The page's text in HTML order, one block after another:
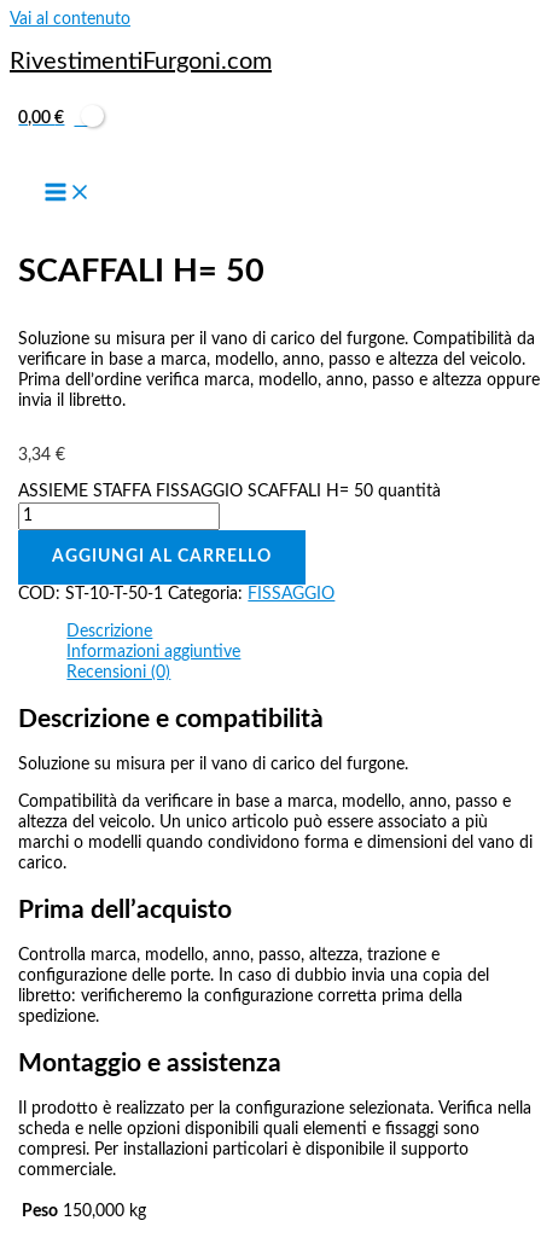
Vai al contenuto
RivestimentiFurgoni.com
0,00€
FISSAGGIO
SCAFFALI H= 50
3,34€
Soluzione su misura per il vano di carico del furgone. Compatibilità da
verificare in base a marca, modello, anno, passo e altezza del veicolo.
Prima dell’ordine verifica marca, modello, anno, passo e altezza oppure
invia il libretto.
ASSIEME STAFFA FISSAGGIO SCAFFALI H= 50 quantità
AGGIUNGI AL CARRELLO
COD:ST-10-T-50-1 Categoria: FISSAGGIO
Descrizione
Informazioni aggiuntive
Recensioni (0)
Descrizione e compatibilità
Soluzione su misura per il vano di carico del furgone.
Compatibilità da verificare in base a marca, modello, anno, passo e
altezza del veicolo. Un unico articolo può essere associato a più
marchi o modelli quando condividono forma e dimensioni del vano di
carico.
Prima dell’acquisto
Controlla marca, modello, anno, passo, altezza, trazione e
configurazione delle porte. In caso di dubbio invia una copia del
libretto: verificheremo la configurazione corretta prima della
spedizione.
Montaggio e assistenza
Il prodotto è realizzato per la configurazione selezionata. Verifica nella
scheda e nelle opzioni disponibili quali elementi e fissaggi sono
compresi. Per installazioni particolari è disponibile il supporto
commerciale.
Peso 150,000 kg